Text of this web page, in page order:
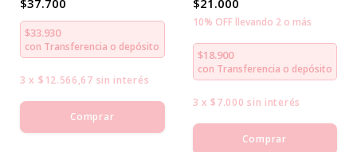
$33.930
con Transferencia o depósito
3 x $12.566,67 sin interés
Comprar
10% OFF llevando 2 o más
$18.900
con Transferencia o depósito
3 x$7.000 sin interés
Comprar